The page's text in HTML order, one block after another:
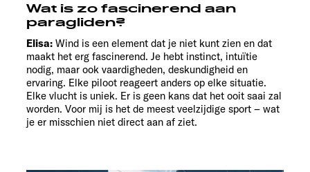
Wat is zo fascinerend aan
paragliden?
Elisa: Wind is een element dat je niet kunt zien en dat
maakt het erg fascinerend. Je hebt instinct, intuïtie
nodig, maar ook vaardigheden, deskundigheid en
ervaring. Elke piloot reageert anders op elke situatie.
Elke vlucht is uniek. Er is geen kans dat het ooit saai zal
worden. Voor mij is het de meest veelzijdige sport – wat
je er misschien niet direct aan af ziet.